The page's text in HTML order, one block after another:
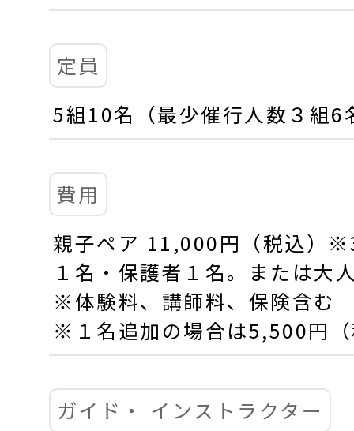
定員
5組10名（最少催行人数３組6
費用
親子ペア 11,000円（税込）
１名・保護者１名。または大
※体験料、講師料、保険含む
※１名追加の場合は5,500円
ガイド・
インストラクター